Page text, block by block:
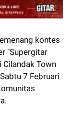
kontes
"Supergitar
Town
7 Februari